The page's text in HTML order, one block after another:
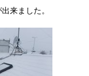
来ました。